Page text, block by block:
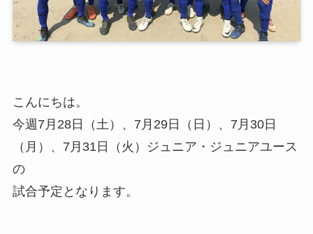
こんにちは。
今週7月28日（土）、7月29日（日）、7月30日
（月）、7月31日（火）ジュニア・ジュニアユース
の
試合予定となります。